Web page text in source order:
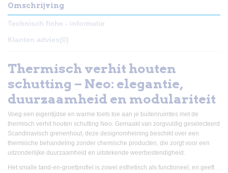
Omschrijving
Technisch fiche - informatie
Klanten advies(0)
Thermisch verhit houten
schutting – Neo: elegantie,
duurzaamheid en modulariteit
Voeg een eigentijdse en warme toets toe aan je buitenruimtes met de
thermisch verhit houten schutting Neo. Gemaakt van zorgvuldig geselecteerd
Scandinavisch grenenhout, deze designomheining beschikt over een
thermische behandeling zonder chemische producten, die zorgt voor een
uitzonderlijke duurzaamheid en uitstekende weerbestendigheid.
Het smalle tand-en-groefprofiel is zowel esthetisch als functioneel, en geeft